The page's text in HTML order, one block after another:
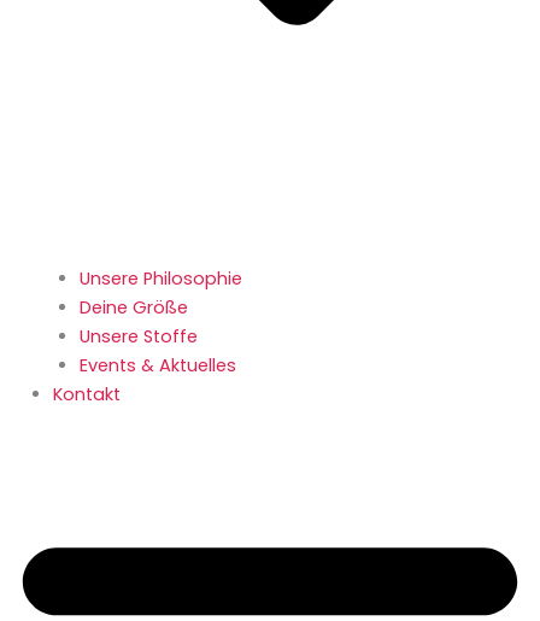
Unsere Philosophie
Deine Größe
Unsere Stoffe
Events & Aktuelles
Kontakt